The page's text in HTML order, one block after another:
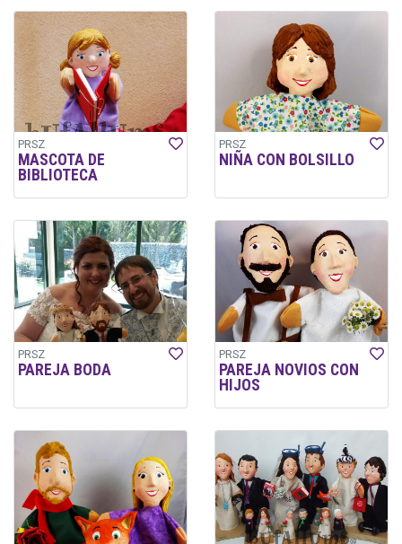
PRSZ
MASCOTA DE
BIBLIOTECA
PRSZ
NIÑA CON BOLSILLO
PRSZ
PAREJA BODA
PRSZ
PAREJA NOVIOS CON
HIJOS